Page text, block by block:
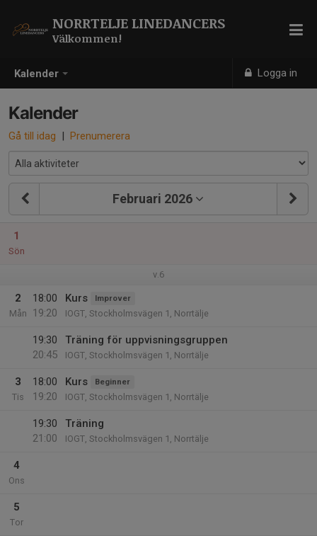
Kalender Logga in
NORRTELJE LINEDANCERS
Välkommen!
Kalender
Gå till idag | Prenumerera
Februari 2026
1
Sön
v.6
2
Mån
18:00
19:20
Kurs Improver
IOGT, Stockholmsvägen 1, Norrtälje
19:30
20:45
Träning för uppvisningsgruppen
IOGT, Stockholmsvägen 1, Norrtälje
3
Tis
18:00
19:20
Kurs Beginner
IOGT, Stockholmsvägen 1, Norrtälje
19:30
21:00
Träning
IOGT, Stockholmsvägen 1, Norrtälje
4
Ons
5
Tor